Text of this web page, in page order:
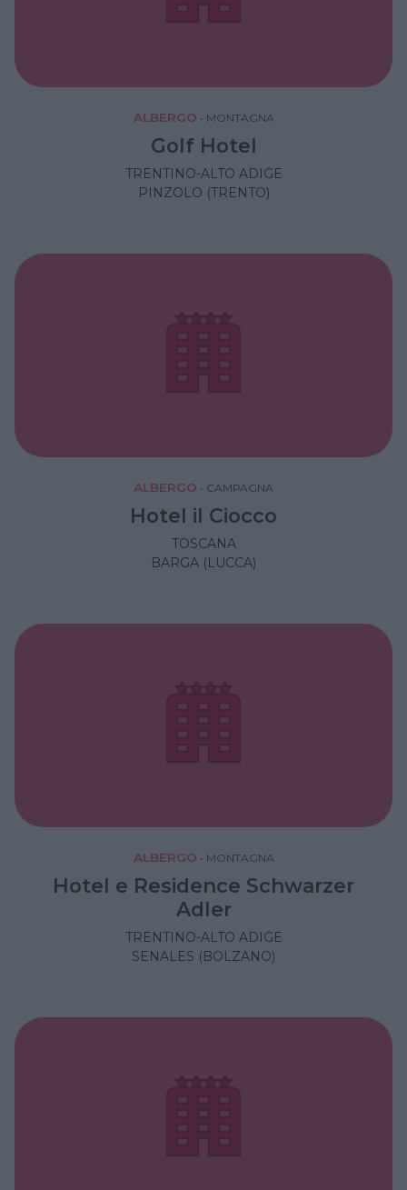
ALBERGO • MONTAGNA
Golf Hotel
TRENTINO-ALTO ADIGE
PINZOLO (TRENTO)
ALBERGO • CAMPAGNA
Hotel il Ciocco
TOSCANA
BARGA (LUCCA)
ALBERGO • MONTAGNA
Hotel e Residence Schwarzer
Adler
TRENTINO-ALTO ADIGE
SENALES (BOLZANO)